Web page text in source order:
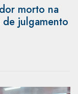
morto na
de julgamento